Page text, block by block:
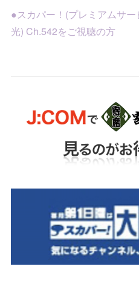
●スカパー！(プレミアムサ
光) Ch.542をご視聴の方